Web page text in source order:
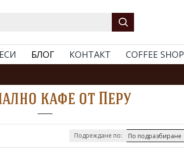
БЛОГ КОНТАКТ COFFEE SHOP
кафе от Перу
Подреждане по: